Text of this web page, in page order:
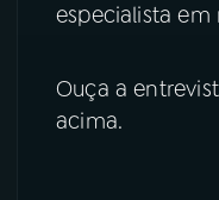
especialista
Ouça a
acima.